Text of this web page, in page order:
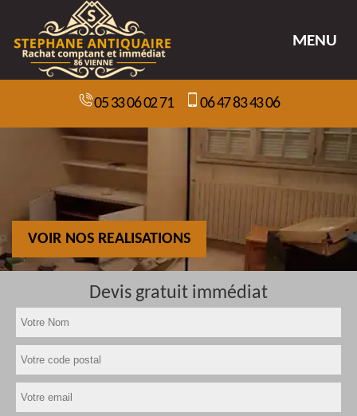
MENU
05 33 06 02 71 06 47 83 43 06
VOIR NOS REALISATIONS
Devis gratuit immédiat